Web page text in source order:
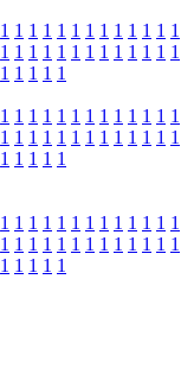
1 1 1 1 1 1 1 1 1 1 1 1 1
1 1 1 1 1 1 1 1 1 1 1 1 1
1 1 1 1 1
1 1 1 1 1 1 1 1 1 1 1 1 1
1 1 1 1 1 1 1 1 1 1 1 1 1
1 1 1 1 1
1 1 1 1 1 1 1 1 1 1 1 1 1
1 1 1 1 1 1 1 1 1 1 1 1 1
1 1 1 1 1